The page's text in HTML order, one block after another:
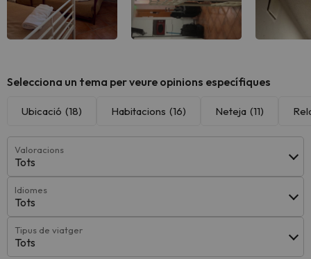
Selecciona un tema per veure opinions específiques
Ubicació (18) Habitacions (16) Neteja (11)
Valoracions
Tots
Idiomes
Tots
Tipus de viatger
Tots